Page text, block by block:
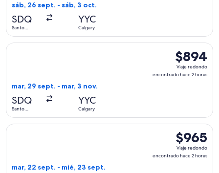
sáb, 26 sept. - sáb, 3 oct.
SDQ
Santo
YYC
Calgary
$894
Viaje
redondo,
$894
Viaje redondo
encontrado hace 2 horas
mar, 29 sept. - mar, 3 nov.
SDQ
Santo
YYC
Calgary
Seleccionar vuelo de American Airlines, con salida el mar,
$965
Viaje
redondo,
$965
Viaje redondo
encontrado hace 2 horas
mar, 22 sept. - mié, 23 sept.
Seleccionar vuelo de Aeromexico, con salida el mar, 22